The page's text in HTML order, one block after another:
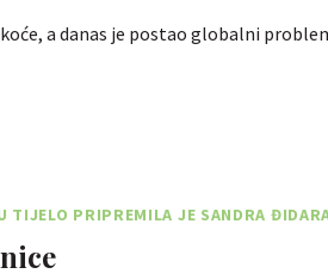
a danas je postao globalni
TIJELO PRIPREMILA JE SANDRA